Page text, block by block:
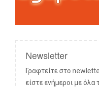
Newsletter
Γραφτείτε στο
είστε ενήμεροι με όλα